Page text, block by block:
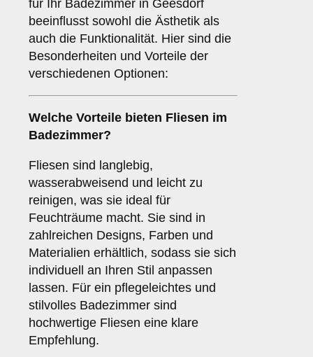
für Ihr Badezimmer in Geesdorf
beeinflusst sowohl die Ästhetik als
auch die Funktionalität. Hier sind die
Besonderheiten und Vorteile der
verschiedenen Optionen:
Welche Vorteile bieten Fliesen im
Badezimmer?
Fliesen sind langlebig,
wasserabweisend und leicht zu
reinigen, was sie ideal für
Feuchträume macht. Sie sind in
zahlreichen Designs, Farben und
Materialien erhältlich, sodass sie sich
individuell an Ihren Stil anpassen
lassen. Für ein pflegeleichtes und
stilvolles Badezimmer sind
hochwertige Fliesen eine klare
Empfehlung.